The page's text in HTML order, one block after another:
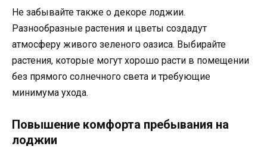
Не забывайте также о декоре лоджии.
Разнообразные растения и цветы создадут
атмосферу живого зеленого оазиса. Выбирайте
растения, которые могут хорошо расти в помещении
без прямого солнечного света и требующие
минимума ухода.
Повышение комфорта пребывания на
лоджии